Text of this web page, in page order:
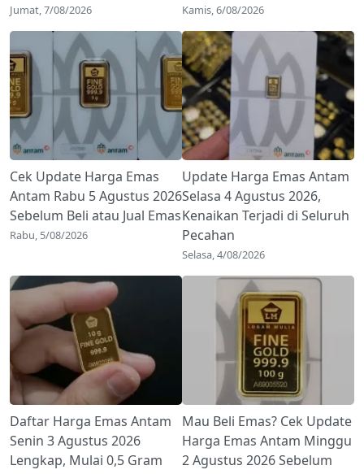
Jumat, 7/08/2026 Kamis, 6/08/2026
Cek Update Harga Emas
Antam Rabu 5 Agustus 2026
Sebelum Beli atau Jual Emas
Rabu, 5/08/2026
Update Harga Emas Antam
Selasa 4 Agustus 2026,
Kenaikan Terjadi di Seluruh
Pecahan
Selasa, 4/08/2026
Daftar Harga Emas Antam
Senin 3 Agustus 2026
Lengkap, Mulai 0,5 Gram
Mau Beli Emas? Cek Update
Harga Emas Antam Minggu
2 Agustus 2026 Sebelum